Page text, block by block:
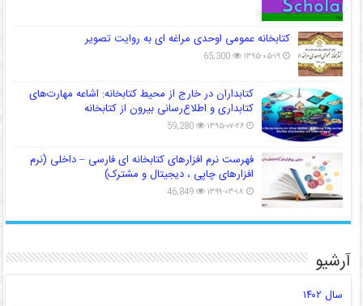
کتابخانه عمومی اوحدی مراغه ای به روایت تصویر
۱۳۹۵-۰۵-۱۹ 65,300
کتابداران در خارج از محیط کتابخانه: اشاعه مهارت‌های
کتابداری و اطلاع‌رسانی بیرون از کتابخانه
۱۳۹۵-۰۷-۲۶ 59,280
فهرست نرم افزارهای کتابخانه ای فارسی – داخلی (نرم
افزارهای چاپی ، دیجیتال و مشترک)
۱۳۹۹-۰۳-۱۸ 46,849
آرشیو
سال ۱۴۰۲